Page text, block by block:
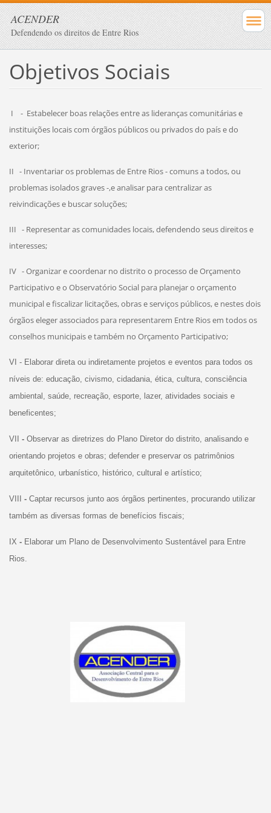
ACENDER
Defendendo os direitos de Entre Rios
Objetivos Sociais
I - Estabelecer boas relações entre as lideranças comunitárias e
instituições locais com órgãos públicos ou privados do país e do
exterior;
II -Inventariar os problemas de Entre Rios - comuns a todos, ou
problemas isolados graves -,e analisar para centralizar as
reivindicações e buscar soluções;
III -Representar as comunidades locais, defendendo seus direitos e
interesses;
IV -Organizar e coordenar no distrito o processo de Orçamento
Participativo e o Observatório Social para planejar o orçamento
municipal e fiscalizar licitações, obras e serviços públicos, e nestes dois
órgãos eleger associados para representarem Entre Rios em todos os
conselhos municipais e também no Orçamento Participativo;
VI - Elaborar direta ou indiretamente projetos e eventos para todos os
níveis de: educação, civismo, cidadania, ética, cultura, consciência
ambiental, saúde, recreação, esporte, lazer, atividades sociais e
beneficentes;
VII - Observar as diretrizes do Plano Diretor do distrito, analisando e
orientando projetos e obras; defender e preservar os patrimônios
arquitetônico, urbanístico, histórico, cultural e artístico;
VIII - Captar recursos junto aos órgãos pertinentes, procurando utilizar
também as diversas formas de benefícios fiscais;
IX - Elaborar um Plano de Desenvolvimento Sustentável para Entre
Rios.